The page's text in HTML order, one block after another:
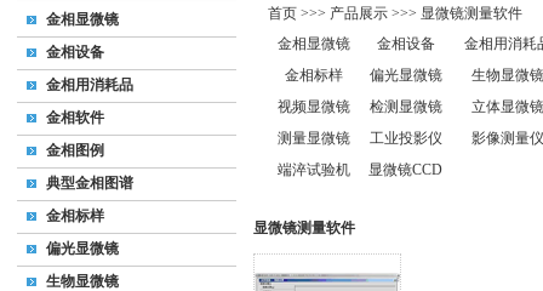
金相显微镜
金相设备
金相用消耗品
金相软件
金相图例
典型金相图谱
金相标样
偏光显微镜
生物显微镜
首页 >>> 产品展示 >>> 显微镜测量软件
金相显微镜
金相设备
金相用消耗
金相标样
偏光显微镜
生物显微镜
视频显微镜
检测显微镜
立体显微镜
测量显微镜
工业投影仪
影像测量仪
端淬试验机
显微镜CCD
显微镜测量软件